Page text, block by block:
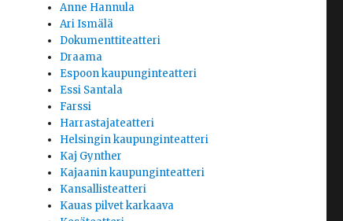
Anne Hannula
Ari Ismälä
Dokumenttiteatteri
Draama
Espoon kaupunginteatteri
Essi Santala
Farssi
Harrastajateatteri
Helsingin kaupunginteatteri
Kaj Gynther
Kajaanin kaupunginteatteri
Kansallisteatteri
Kauas pilvet karkaava